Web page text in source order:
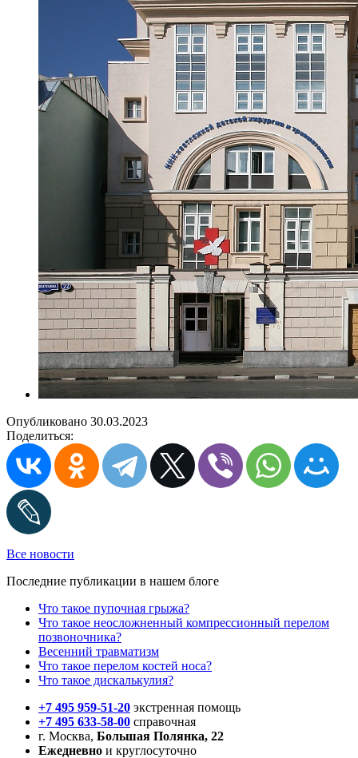
Опубликовано 30.03.2023
Поделиться:
Все новости
Последние публикации в нашем блоге
Что такое пупочная грыжа?
Что такое неосложненный компрессионный перелом
позвоночника?
Весенний травматизм
Что такое перелом костей носа?
Что такое дискалькулия?
+7 495 959-51-20 экстренная помощь
+7 495 633-58-00 справочная
г. Москва, Большая Полянка, 22
Ежедневно и круглосуточно